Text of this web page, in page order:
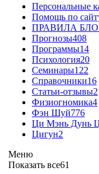
Персональные
Помощь по
ПРАВИЛА
Прогнозы408
Программы14
Психология20
Семинары122
Справочники16
Статьи-отзывы2
Физиогномика4
Фэн Шуй776
Ци Мэнь Дунь
Цигун2
Меню
Показать все61